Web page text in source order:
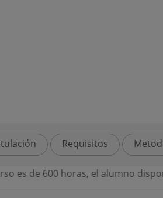
Requisitos
alumno dispondrá de 18 meses